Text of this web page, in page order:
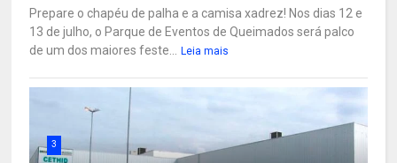
Prepare o chapéu de palha e a camisa xadrez! Nos dias 12 e
13 de julho, o Parque de Eventos de Queimados será palco
de um dos maiores feste...
Leia mais
3